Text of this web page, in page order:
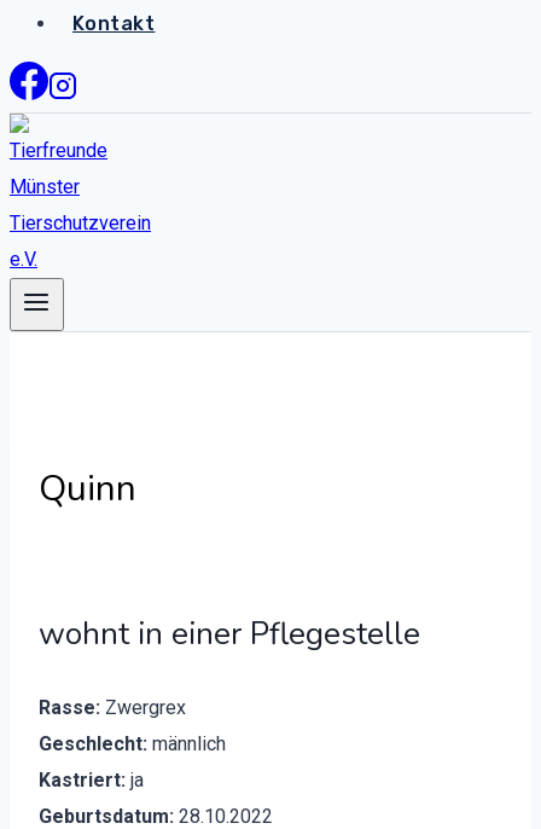
Kontakt
Quinn
wohnt in einer Pflegestelle
Rasse: Zwer­grex
Geschlecht: männlich
Kas­tri­ert: ja
Geburts­da­tum: 28.10.2022